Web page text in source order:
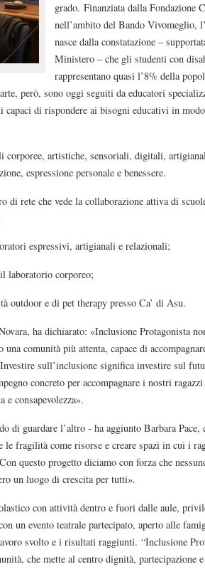
grado. Finanziata dalla Fondazione
nell’ambito del Bando Vivomeglio,
nasce dalla constatazione –
Ministero – che gli studenti con
rappresentano quasi l’8% della
però, sono oggi seguiti da educatori
capaci di rispondere ai bisogni educativi in
corporee, artistiche, sensoriali, digitali,
espressione personale e benessere.
di rete che vede la collaborazione attiva di
espressivi, artigianali e relazionali;
laboratorio corporeo;
outdoor e di pet therapy presso Ca’ di Asu.
ha dichiarato: «Inclusione Protagonista
comunità più attenta, capace di
sull’inclusione significa investire sul
concreto per accompagnare i nostri
consapevolezza».
di guardare l’altro - ha aggiunto Barbara Pace,
fragilità come risorse e creare spazi in cui i
questo progetto diciamo con forza che
un luogo di crescita per tutti».
con attività dentro e fuori dalle aule,
un evento teatrale partecipato, aperto alle
svolto e i risultati raggiunti. “Inclusione
che mette al centro dignità, partecipazione